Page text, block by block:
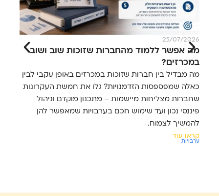
25/07/2026
מה אפשר ללמוד מהחברות שזוכות שוב ושוב
במכרזים?
מה מבדיל בין חברות שזוכות במכרזים באופן עקבי לבין
כאלה שמפספסות הזדמנויות? גלו את חמשת העקרונות
שחברות מצליחות מיישמות – מתכנון מוקדם וניהול
פיננסי נכון ועד שימוש חכם בערבויות שמאפשר להן
להמשיך לצמוח.
קראו עוד
ערבויות